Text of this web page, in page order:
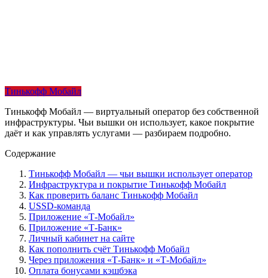
Тинькофф Мобайл
Тинькофф Мобайл — виртуальный оператор без собственной
инфраструктуры. Чьи вышки он использует, какое покрытие
даёт и как управлять услугами — разбираем подробно.
Содержание
Тинькофф Мобайл — чьи вышки использует оператор
Инфраструктура и покрытие Тинькофф Мобайл
Как проверить баланс Тинькофф Мобайл
USSD-команда
Приложение «Т-Мобайл»
Приложение «Т-Банк»
Личный кабинет на сайте
Как пополнить счёт Тинькофф Мобайл
Через приложения «Т-Банк» и «Т-Мобайл»
Оплата бонусами кэшбэка